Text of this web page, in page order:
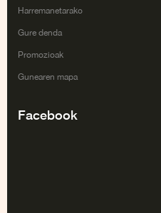
Harremanetarako
Gure denda
Promozioak
Gunearen mapa
Facebook